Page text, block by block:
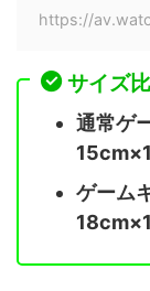
https://
サイズ
通常ゲ
ゲーム